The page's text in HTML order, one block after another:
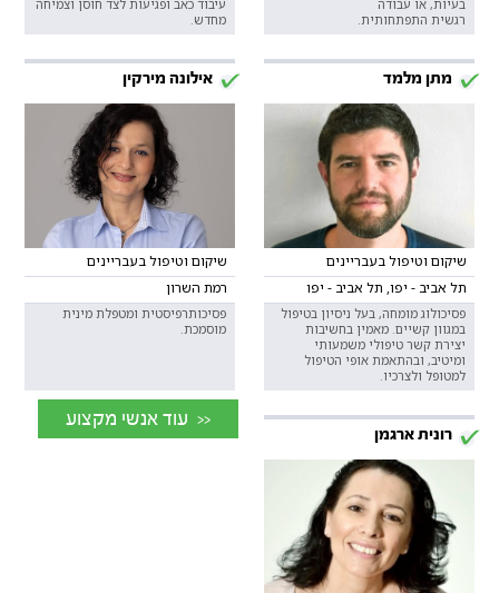
בעיות, או עבודה
רגשית התפתחותית.
עיבוד כאב ופגיעות לצד חוסן וצמיחה
מחדש.
מתן מלמד
שיקום וטיפול בעבריינים
תל אביב - יפו, תל אביב - יפו
פסיכולוג מומחה, בעל ניסיון בטיפול
במגוון קשיים. מאמין בחשיבות
יצירת קשר טיפולי משמעותי
ומיטיב, ובהתאמת אופי הטיפול
למטופל ולצרכיו.
אילונה מירקין
שיקום וטיפול בעבריינים
רמת השרון
פסיכותרפיסטית ומטפלת מינית
מוסמכת.
רונית ארגמן
<< עוד אנשי מקצוע